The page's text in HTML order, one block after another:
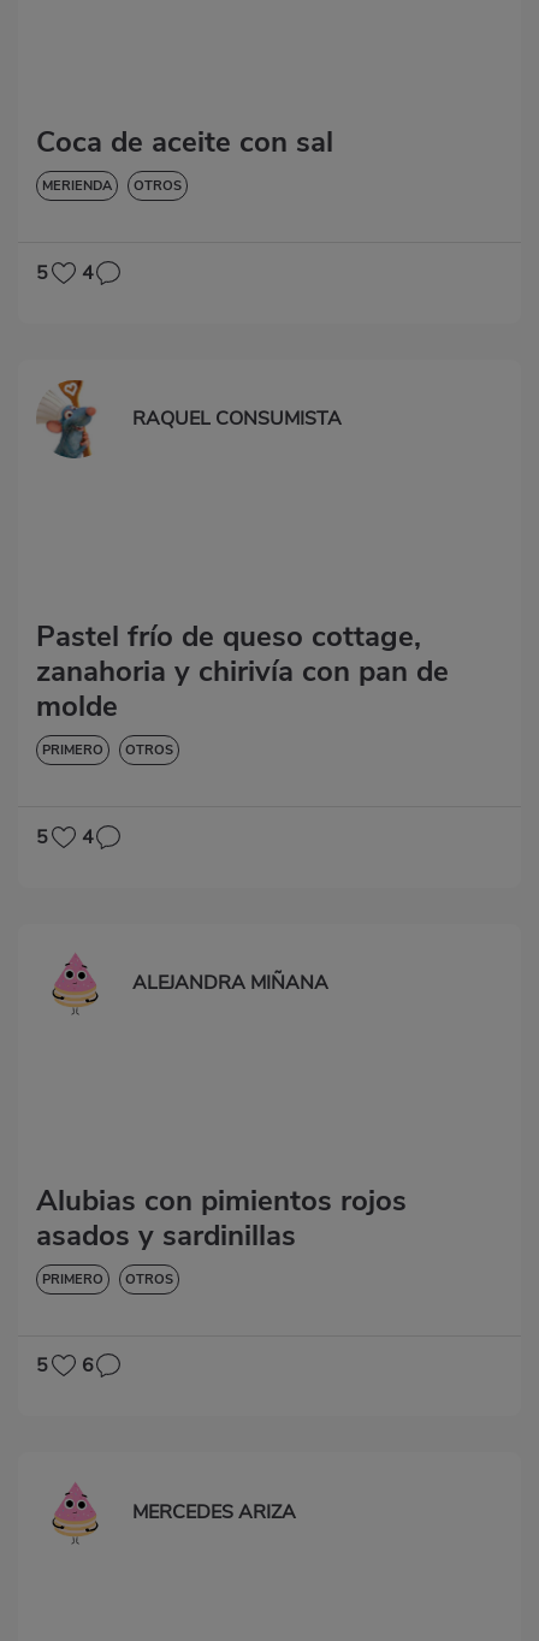
Coca de aceite con sal
MERIENDA OTROS
5 4
RAQUEL CONSUMISTA
Pastel frío de queso cottage,
zanahoria y chirivía con pan de
molde
PRIMERO OTROS
5 4
ALEJANDRA MIÑANA
Alubias con pimientos rojos
asados y sardinillas
PRIMERO OTROS
5 6
MERCEDES ARIZA